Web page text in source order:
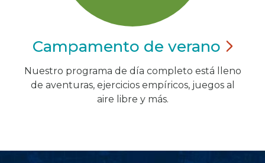
Campamento de verano
Nuestro programa de día completo está lleno
de aventuras, ejercicios empíricos, juegos al
aire libre y más.